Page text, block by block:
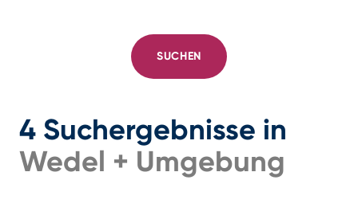
SUCHEN
4 Suchergebnisse in
Wedel + Umgebung